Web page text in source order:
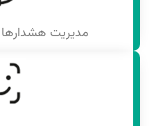
مدیریت هشدارها